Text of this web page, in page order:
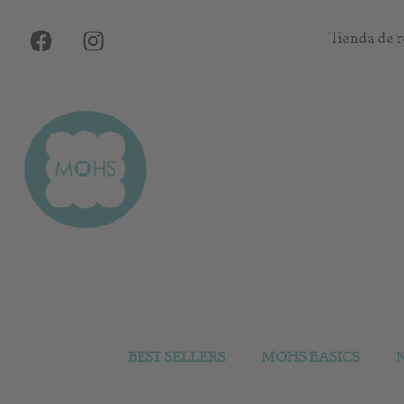
F
a
b
o
o
k
I
n
a
g
r
a
m
Tienda de
BEST SELLERS MOHS BASICS